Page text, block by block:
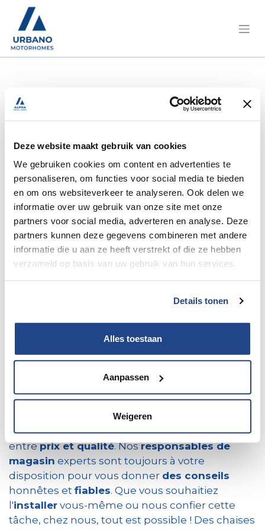
Deze website maakt gebruik van cookies
We gebruiken cookies om content en advertenties te
personaliseren, om functies voor social media te bieden
en om ons websiteverkeer te analyseren. Ook delen we
informatie over uw gebruik van onze site met onze
partners voor social media, adverteren en analyse. Deze
partners kunnen deze gegevens combineren met andere
informatie die u aan ze heeft verstrekt of die ze hebben
verzameld op basis van uw gebruik van hun services.
Details tonen
Alles toestaan
Aanpassen
Weigeren
Magasin
d'accessoires de
Temse
Les meilleurs produits aux prix les plus
compétitifs,
toujours accompagnés des conseils avisés
de nos responsables de magasin.
boutiques d'accessoires à
Temse, qui regorgent d'accessoires pratiques
et sympas pour rendre vos aventures en
vaste gammese compose de
de référencequi offrent un équilibre parfait
entreprix et qualité. Nosresponsables de
magasin experts sont toujours à votre
disposition pour vous donner des conseils
honnêtes et fiables. Que vous souhaitiez
l'installer vous-même ou nous confier cette
tâche, chez nous, tout est possible ! Des chaises